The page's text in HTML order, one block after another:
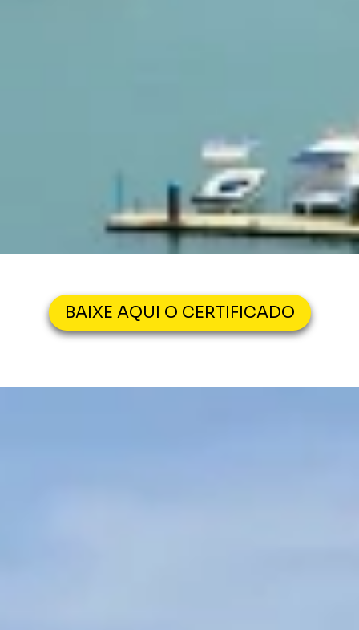
BAIXE AQUI O CERTIFICADO